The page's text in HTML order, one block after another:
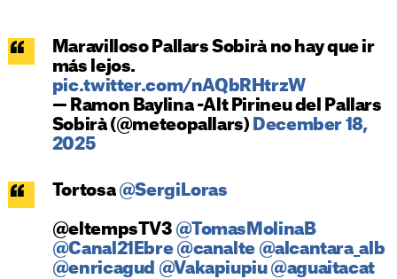
Maravilloso Pallars Sobirà no hay que ir
más lejos.
pic.twitter.com/nAQbRHtrzW
— Ramon Baylina -Alt Pirineu del Pallars
Sobirà (@meteopallars) December 18,
2025
Tortosa @SergiLoras
@eltempsTV3 @TomasMolinaB
@Canal21Ebre @canalte @alcantara_alb
@enricagud @Vakapiupiu @aguaitacat